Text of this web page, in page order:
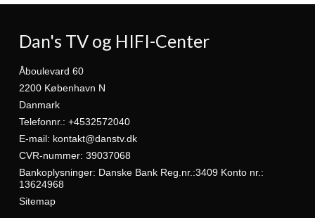
Dan's TV og HIFI-Center
Åboulevard 60
2200 København N
Danmark
Telefonnr.: +4532572040
E-mail: kontakt@danstv.dk
CVR-nummer: 39037068
Bankoplysninger: Danske Bank Reg.nr.:3409 Konto nr.:
13624968
Sitemap